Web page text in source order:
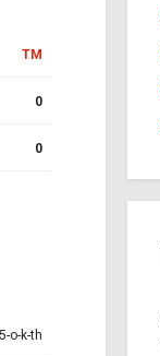
TM
0
0
o-k-th